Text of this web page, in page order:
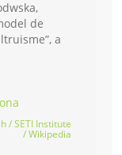
de
a
/ SETI Institute
/ Wikipedia